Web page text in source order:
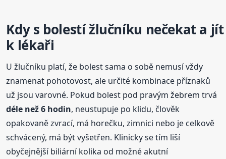
Kdy s bolestí žlučníku nečekat a jít
k lékaři
U žlučníku platí, že bolest sama o sobě nemusí vždy
znamenat pohotovost, ale určité kombinace příznaků
už jsou varovné. Pokud bolest pod pravým žebrem trvá
déle než 6 hodin, neustupuje po klidu, člověk
opakovaně zvrací, má horečku, zimnici nebo je celkově
schvácený, má být vyšetřen. Klinicky se tím liší
obyčejnější biliární kolika od možné akutní